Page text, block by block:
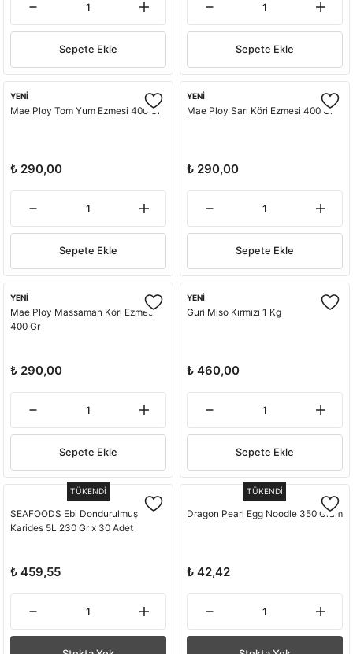
Sepete Ekle Sepete Ekle
YENİ
Mae Ploy Tom Yum Ezmesi 400 Gr
₺ 290,00
Sepete Ekle
YENİ
Mae Ploy Sarı Köri Ezmesi 400 Gr
₺ 290,00
Sepete Ekle
YENİ
Mae Ploy Massaman Köri Ezmesi
400 Gr
₺ 290,00
Sepete Ekle
YENİ
Guri Miso Kırmızı 1 Kg
₺ 460,00
Sepete Ekle
TÜKENDİ
SEAFOODS Ebi Dondurulmuş
Karides 5L 230 Gr x 30 Adet
₺ 459,55
TÜKENDİ
Dragon Pearl Egg Noodle 350 Gram
₺ 42,42